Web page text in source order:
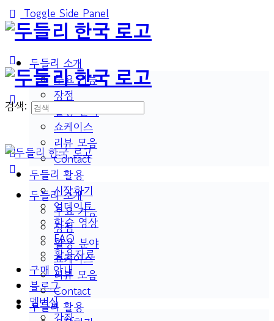
Toggle Side Panel
두들리 소개
주요 기능
장점
활용 분야
쇼케이스
리뷰 모음
Contact
두들리 활용
시작하기
업데이트
학습 영상
FAQ
활용자료
구매 안내
블로그
멤버십
강좌
검색:
두들리 소개
주요 기능
장점
활용 분야
쇼케이스
리뷰 모음
Contact
두들리 활용